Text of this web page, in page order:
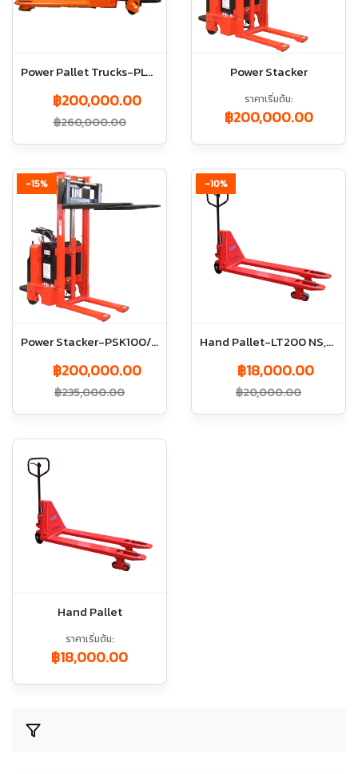
Power Pallet Trucks-PLT200 NS,NL
฿200,000.00
฿260,000.00
Power Stacker
ราคาเริ่มต้น
฿200,000.00
-15%
Power Stacker-PSK100/1.6M
฿200,000.00
฿235,000.00
-10%
Hand Pallet-LT200 NS,NL
฿18,000.00
฿20,000.00
Hand Pallet
ราคาเริ่มต้น
฿18,000.00